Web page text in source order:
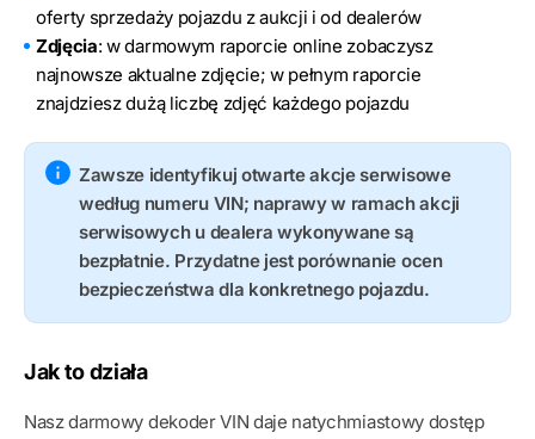
oferty sprzedaży pojazdu z aukcji i od dealerów
Zdjęcia: w darmowym raporcie online zobaczysz
najnowsze aktualne zdjęcie; w pełnym raporcie
znajdziesz dużą liczbę zdjęć każdego pojazdu
Zawsze identyfikuj otwarte akcje serwisowe
według numeru VIN; naprawy w ramach akcji
serwisowych u dealera wykonywane są
bezpłatnie. Przydatne jest porównanie ocen
bezpieczeństwa dla konkretnego pojazdu.
Jak to działa
Nasz darmowy dekoder VIN daje natychmiastowy dostęp